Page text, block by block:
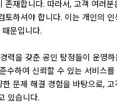
존재합니다. 따라서, 고객 여러분
토하셔야 합니다. 이는 개인의
문입니다.
력을 갖춘 공인 탐정들이 운영
수하여 신뢰할 수 있는 서비스를
문제 해결 경험을 바탕으로,
있습니다.